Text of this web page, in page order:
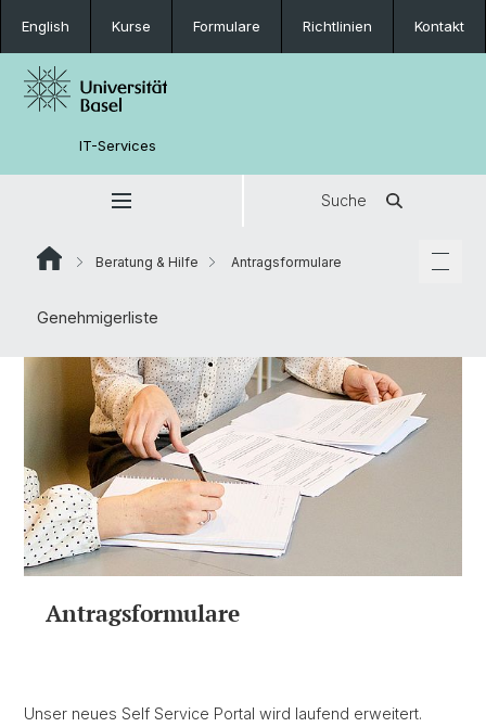
English Kurse Formulare Richtlinien Kontakt
IT-Services
Suche
Beratung & Hilfe Antragsformulare
Genehmigerliste
Antragsformulare
Unser neues Self Service Portal wird laufend erweitert.